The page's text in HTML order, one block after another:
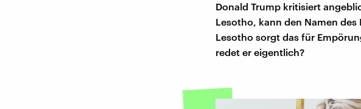
Donald Trump kritisiert
Lesotho, kann den Namen
Lesotho sorgt das für
redet er eigentlich?